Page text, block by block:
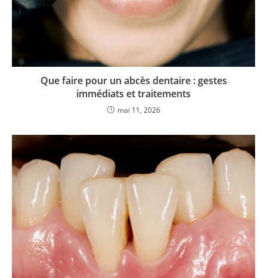
Que faire pour un abcès dentaire : gestes
immédiats et traitements
mai 11, 2026